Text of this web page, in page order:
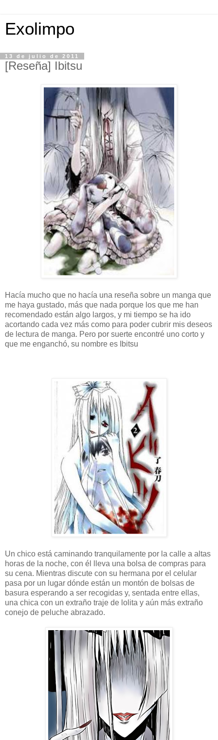
Exolimpo
13 de julio de 2011
[Reseña] Ibitsu
Hacía mucho que no hacía una reseña sobre un manga que
me haya gustado, más que nada porque los que me han
recomendado están algo largos, y mi tiempo se ha ido
acortando cada vez más como para poder cubrir mis deseos
de lectura de manga. Pero por suerte encontré uno corto y
que me enganchó, su nombre es Ibitsu
Un chico está caminando tranquilamente por la calle a altas
horas de la noche, con él lleva una bolsa de compras para
su cena. Mientras discute con su hermana por el celular
pasa por un lugar dónde están un montón de bolsas de
basura esperando a ser recogidas y, sentada entre ellas,
una chica con un extraño traje de lolita y aún más extraño
conejo de peluche abrazado.